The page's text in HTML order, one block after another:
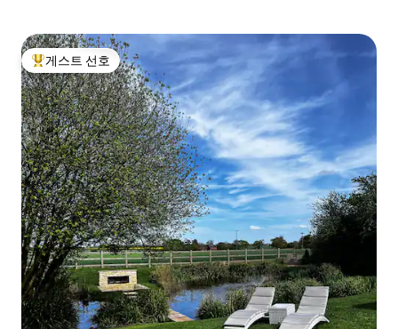
상위 게스트 선호
게스트 선호